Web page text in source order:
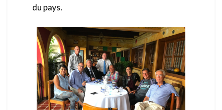
du pays.